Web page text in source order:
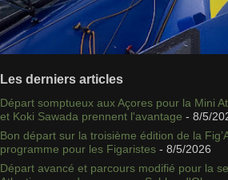
Les derniers articles
Départ somptueux aux Açores pour la Mini
et Koki Sawada prennent l'avantage - 8/5/
Bon départ sur la troisième édition de la
programme pour les Figaristes - 8/5/2026
Départ avancé et parcours modifié pour la